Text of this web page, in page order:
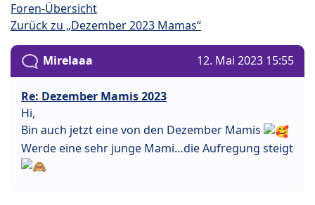
Foren-Übersicht
Zurück zu „Dezember 2023 Mamas“
Mirelaaa 12. Mai 2023 15:55
Re: Dezember Mamis 2023
Hi,
Bin auch jetzt eine von den Dezember Mamis
Werde eine sehr junge Mami…die Aufregung steigt